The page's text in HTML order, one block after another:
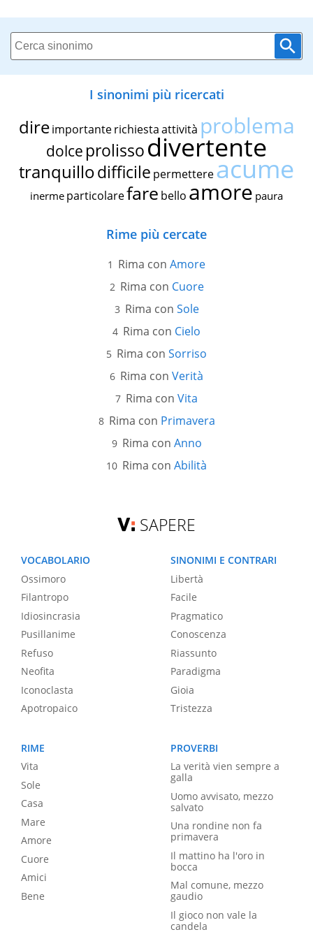
I sinonimi più ricercati
dire importante richiestaattività problema
dolce prolissodivertente
tranquillodifficile permettereacume
inerme particolarefare bello amore paura
Rime più cercate
Rima con Amore
Rima con Cuore
Rima con Sole
Rima con Cielo
Rima con Sorriso
Rima con Verità
Rima con Vita
Rima con Primavera
Rima con Anno
Rima con Abilità
SAPERE
VOCABOLARIO
Ossimoro
Filantropo
Idiosincrasia
Pusillanime
Refuso
Neofita
Iconoclasta
Apotropaico
SINONIMI E CONTRARI
Libertà
Facile
Pragmatico
Conoscenza
Riassunto
Paradigma
Gioia
Tristezza
RIME
Vita
Sole
Casa
Mare
Amore
Cuore
Amici
Bene
PROVERBI
La verità vien sempre a
galla
Uomo avvisato, mezzo
salvato
Una rondine non fa
primavera
Il mattino ha l'oro in
bocca
Mal comune, mezzo
gaudio
Il gioco non vale la
candela